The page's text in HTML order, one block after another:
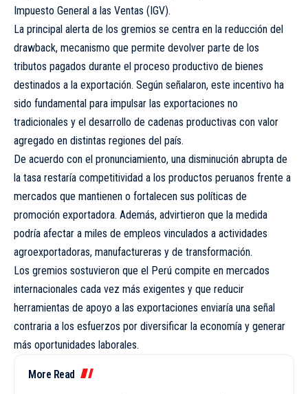
Impuesto General a las Ventas (IGV).
La principal alerta de los gremios se centra en la reducción del
drawback, mecanismo que permite devolver parte de los
tributos pagados durante el proceso productivo de bienes
destinados a la exportación. Según señalaron, este incentivo ha
sido fundamental para impulsar las exportaciones no
tradicionales y el desarrollo de cadenas productivas con valor
agregado en distintas regiones del país.
De acuerdo con el pronunciamiento, una disminución abrupta de
la tasa restaría competitividad a los productos peruanos frente a
mercados que mantienen o fortalecen sus políticas de
promoción exportadora. Además, advirtieron que la medida
podría afectar a miles de empleos vinculados a actividades
agroexportadoras, manufactureras y de transformación.
Los gremios sostuvieron que el Perú compite en mercados
internacionales cada vez más exigentes y que reducir
herramientas de apoyo a las exportaciones enviaría una señal
contraria a los esfuerzos por diversificar la economía y generar
más oportunidades laborales.
More Read